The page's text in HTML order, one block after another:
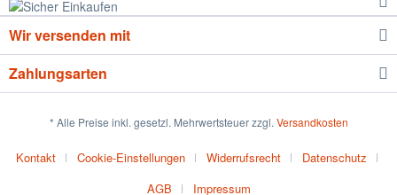
Wir versenden mit
Zahlungsarten
* Alle Preise inkl. gesetzl. Mehrwertsteuer zzgl. Versandkosten
Kontakt Cookie-Einstellungen Widerrufsrecht
Datenschutz
AGB
Impressum